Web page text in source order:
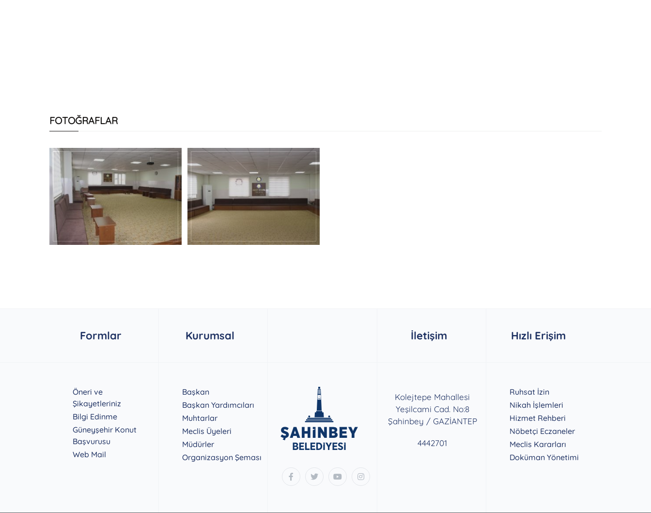
FOTOĞRAFLAR
Formlar Kurumsal İletişim Hızlı Erişim
Öneri ve
Şikayetleriniz
Bilgi Edinme
Güneyşehir Konut
Başvurusu
Web Mail
Başkan
Başkan Yardımcıları
Muhtarlar
Meclis Üyeleri
Müdürler
Organizasyon Şeması
Kolejtepe Mahallesi
Yeşilcami Cad. No:8
Şahinbey / GAZİANTEP
4442701
Ruhsat İzin
Nikah İşlemleri
Hizmet Rehberi
Nöbetçi Eczaneler
Meclis Kararları
Doküman Yönetimi